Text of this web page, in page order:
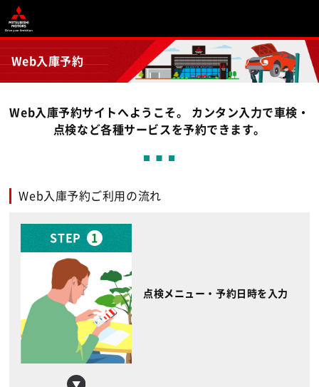
Web入庫予約
Web入庫予約サイトへようこそ。 カンタン入力で車検・
点検など各種サービスを予約できます。
Web入庫予約ご利用の流れ
STEP 1
点検メニュー・予約日時を入力